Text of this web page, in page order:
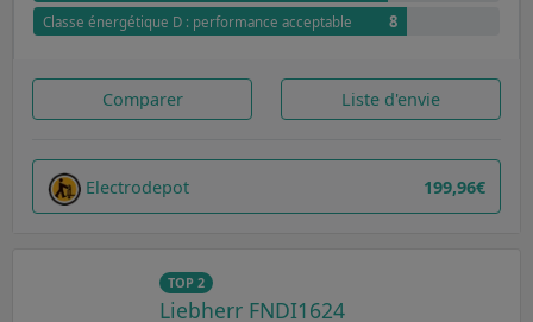
Classe énergétique D : performance acceptable 8
Comparer Liste d'envie
Electrodepot 199,96€
TOP 2
Liebherr FNDI1624